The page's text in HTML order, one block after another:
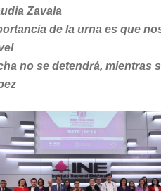
Zavala
de la urna es que
no se detendrá, mientras